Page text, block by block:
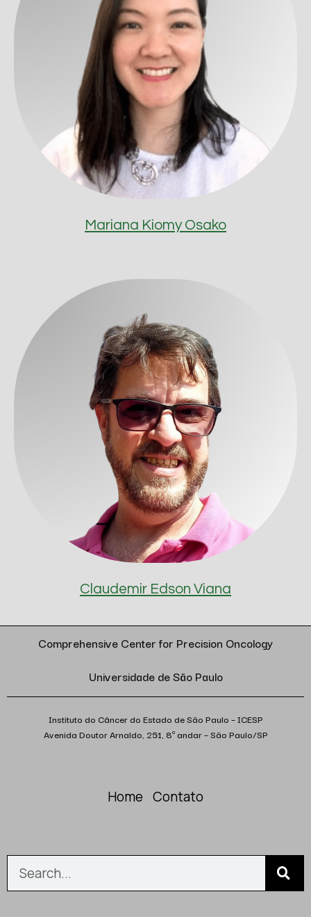
Mariana Kiomy Osako
Claudemir Edson Viana
Comprehensive Center for Precision Oncology
Universidade de São Paulo
Instituto do Câncer do Estado de São Paulo – ICESP
Avenida Doutor Arnaldo, 251, 8º andar – São Paulo/SP
Home Contato